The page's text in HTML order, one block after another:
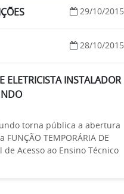
29/10/2015
28/10/2015
ELETRICISTA INSTALADOR
Fundo torna pública a abertura
TEMPORÁRIA DE
de Acesso ao Ensino Técnico